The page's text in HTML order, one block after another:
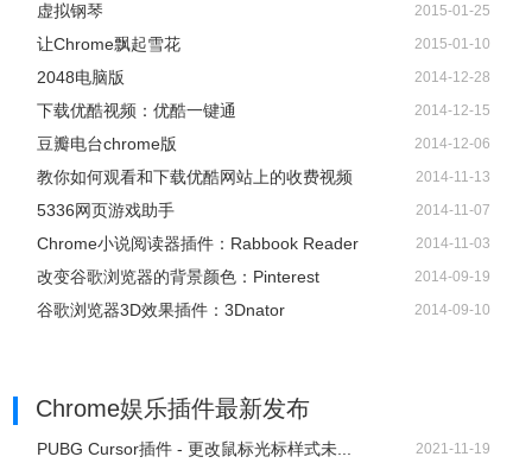
虚拟钢琴 2015-01-25
让Chrome飘起雪花 2015-01-10
2048电脑版 2014-12-28
下载优酷视频：优酷一键通 2014-12-15
豆瓣电台chrome版 2014-12-06
教你如何观看和下载优酷网站上的收费视频 2014-11-13
5336网页游戏助手 2014-11-07
Chrome小说阅读器插件：Rabbook Reader 2014-11-03
改变谷歌浏览器的背景颜色：Pinterest 2014-09-19
谷歌浏览器3D效果插件：3Dnator 2014-09-10
Chrome娱乐插件最新发布
PUBG Cursor插件 - 更改鼠标光标样式未... 2021-11-19